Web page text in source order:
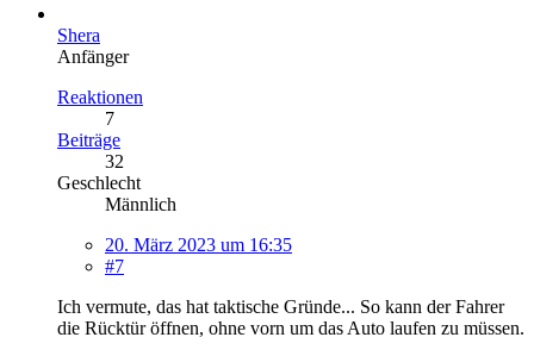
Shera
Anfänger
Reaktionen
7
Beiträge
32
Geschlecht
Männlich
20. März 2023 um 16:35
#7
Ich vermute, das hat taktische Gründe... So kann der Fahrer
die Rücktür öffnen, ohne vorn um das Auto laufen zu müssen.